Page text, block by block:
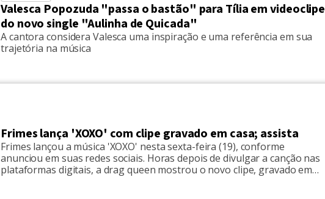
Valesca Popozuda "passa o bastão" para Tília em videoclipe
do novo single "Aulinha de Quicada"
A cantora considera Valesca uma inspiração e uma referência em sua
trajetória na música
Frimes lança 'XOXO' com clipe gravado em casa; assista
Frimes lançou a música 'XOXO' nesta sexta-feira (19), conforme
anunciou em suas redes sociais. Horas depois de divulgar a canção nas
plataformas digitais, a drag queen mostrou o novo clipe, gravado em